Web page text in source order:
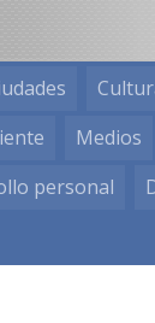
Medios
personal